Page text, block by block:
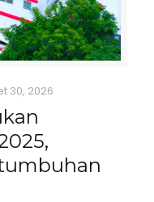
30, 2026